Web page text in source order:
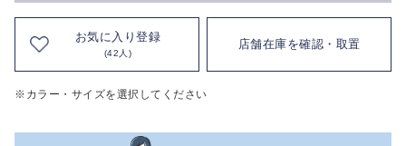
お気に入り登録
(42人)
店舗在庫を確認・取置
※カラー・サイズを選択してください